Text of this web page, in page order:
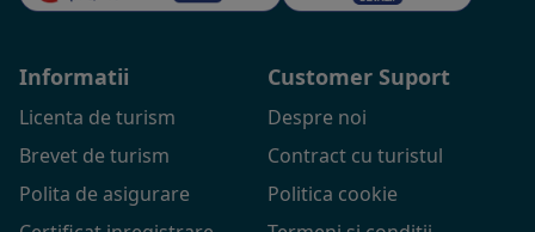
Informatii
Licenta de turism
Brevet de turism
Polita de asigurare
Customer Suport
Despre noi
Contract cu turistul
Politica cookie